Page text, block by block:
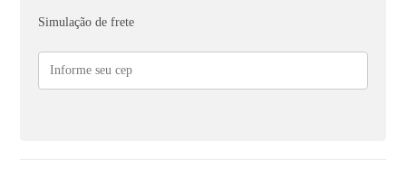
Simulação de frete